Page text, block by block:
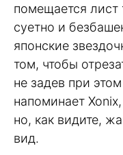
помещается лист
суетно и
японские
том, чтобы
не задев при
напоминает
но, как видите,
вид.